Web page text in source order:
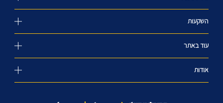
השקעות
עוד באתר
אודות